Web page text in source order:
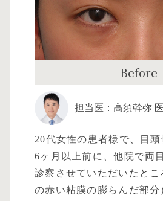
Before
担当医：高須幹弥
20代女性の患者様で、目
6ヶ月以上前に、他院で両
診察させていただいたと
の赤い粘膜の膨らんだ部